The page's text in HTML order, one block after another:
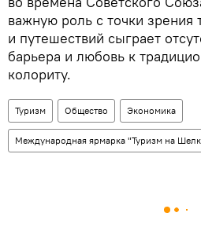
важную роль с точки зрения
и путешествий сыграет
барьера и любовь к
колориту.
Туризм Общество Экономика
Международная ярмарка "Туризм на